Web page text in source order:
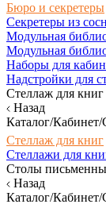
Бюро и секретеры
Секретеры из
Модульная
Модульная
Наборы для
Надстройки для
Стеллаж для книг
Назад
Каталог/
Стеллаж для книг
Стеллажи для
Столы
Назад
Каталог/